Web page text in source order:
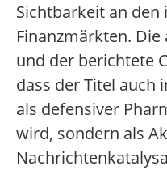
Sichtbarkeit an
Finanzmärkten.
und der berichtete
dass der Titel auch
als defensiver
wird, sondern als